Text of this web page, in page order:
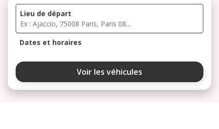
Lieu de départ
Dates et horaires
août 2026
ma me
Voir les véhicules